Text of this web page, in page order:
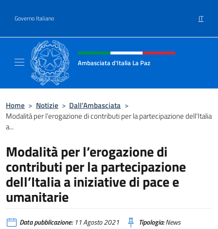
Governo Italiano IT
Intestazione sito, social e menù
Ambasciata d'Italia La Paz
Home > Notizie > Dall’Ambasciata >
Modalità per l’erogazione di contributi per la partecipazione dell’Italia
a...
Modalità per l’erogazione di
contributi per la partecipazione
dell’Italia a iniziative di pace e
umanitarie
Data pubblicazione:11 Agosto 2021 Tipologia:News